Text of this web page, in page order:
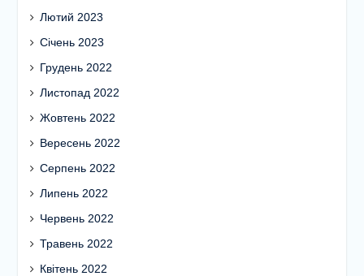
Лютий 2023
Січень 2023
Грудень 2022
Листопад 2022
Жовтень 2022
Вересень 2022
Серпень 2022
Липень 2022
Червень 2022
Травень 2022
Квітень 2022